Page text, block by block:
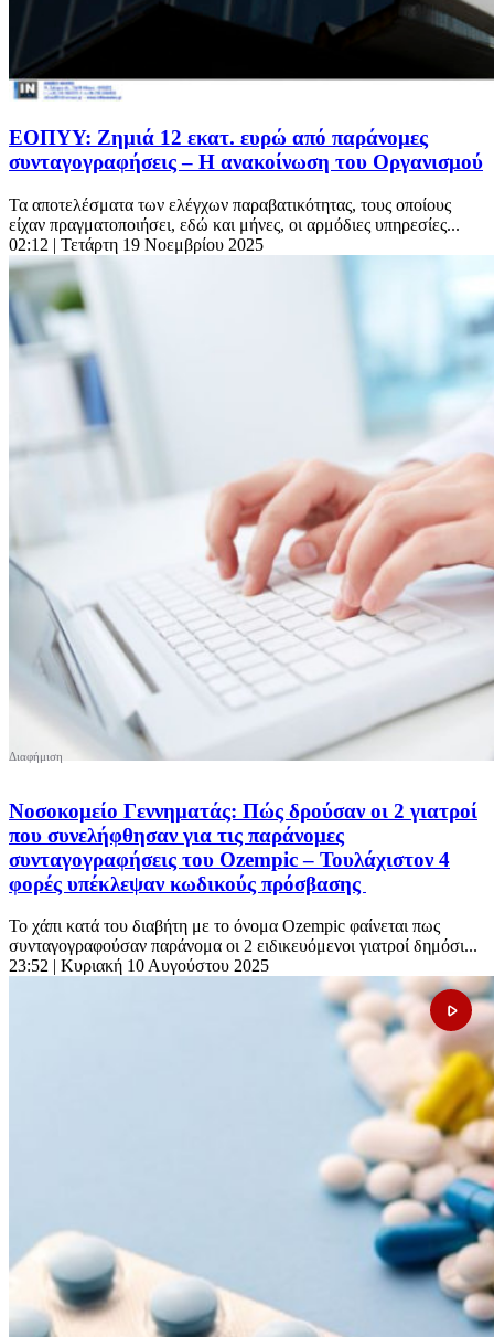
ΕΟΠΥΥ: Ζημιά 12 εκατ. ευρώ από παράνομες
συνταγογραφήσεις – Η ανακοίνωση του Οργανισμού
Τα αποτελέσματα των ελέγχων παραβατικότητας, τους οποίους
είχαν πραγματοποιήσει, εδώ και μήνες, οι αρμόδιες υπηρεσίες...
02:12 | Τετάρτη 19 Νοεμβρίου 2025
Νοσοκομείο Γεννηματάς: Πώς δρούσαν οι 2 γιατροί
που συνελήφθησαν για τις παράνομες
συνταγογραφήσεις του Ozempic – Τουλάχιστον 4
φορές υπέκλεψαν κωδικούς πρόσβασης
Το χάπι κατά του διαβήτη με το όνομα Ozempic φαίνεται πως
συνταγογραφούσαν παράνομα οι 2 ειδικευόμενοι γιατροί δημόσι...
23:52 | Κυριακή 10 Αυγούστου 2025